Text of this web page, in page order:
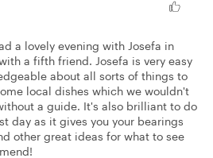
a lovely evening with Josefa in
a fifth friend. Josefa is very easy
about all sorts of things to
local dishes which we wouldn't
a guide. It's also brilliant to do
day as it gives you your bearings
other great ideas for what to see